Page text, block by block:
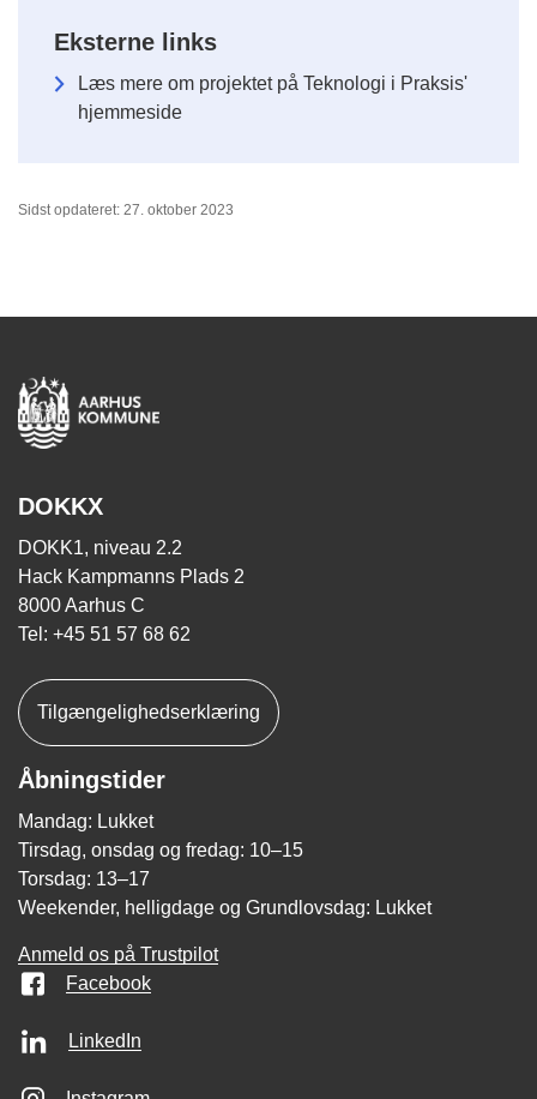
Eksterne links
Læs mere om projektet på Teknologi i Praksis'
hjemmeside
Sidst opdateret: 27. oktober 2023
DOKKX
DOKK1, niveau 2.2
Hack Kampmanns Plads 2
8000 Aarhus C
Tel: +45 51 57 68 62
Tilgængelighedserklæring
Åbningstider
Mandag: Lukket
Tirsdag, onsdag og fredag: 10–15
Torsdag: 13–17
Weekender, helligdage og Grundlovsdag: Lukket
Anmeld os på Trustpilot
Facebook
LinkedIn